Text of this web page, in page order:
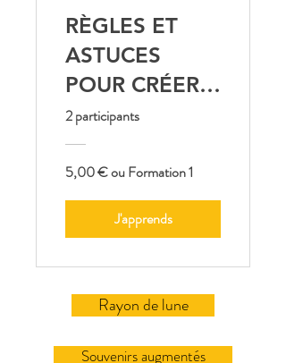
RÈGLES ET
ASTUCES
POUR CRÉER
SES VISUELS
TOUT SEUL
2 participants
5,00 € ou Formation 1
J'apprends
Rayon de lune
Souvenirs augmentés